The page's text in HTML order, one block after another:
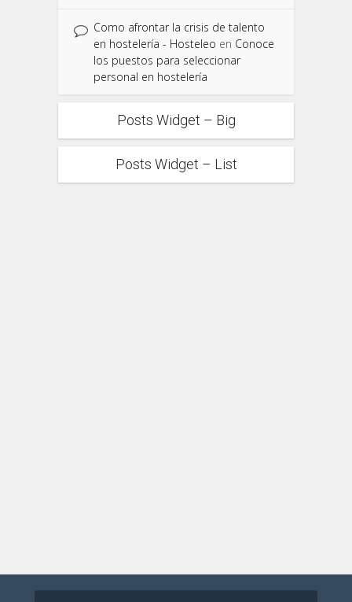
Como afrontar la crisis de talento
en hostelería - Hosteleo en Conoce
los puestos para seleccionar
personal en hostelería
Posts Widget – Big
Posts Widget – List